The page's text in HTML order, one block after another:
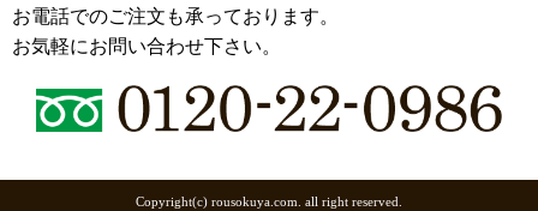
お電話でのご注文も承っております。
お気軽にお問い合わせ下さい。
Copyright(c) rousokuya.com. all right reserved.